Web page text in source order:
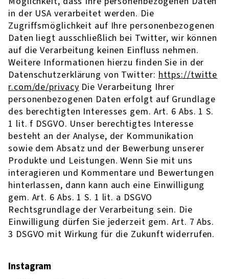
in der USA verarbeitet werden. Die
Zugriffsmöglichkeit auf Ihre personenbezogenen
Daten liegt ausschließlich bei Twitter, wir können
auf die Verarbeitung keinen Einfluss nehmen.
Weitere Informationen hierzu finden Sie in der
Datenschutzerklärung von Twitter:https://twitte
r.com/de/privacyDie Verarbeitung Ihrer
personenbezogenen Daten erfolgt auf Grundlage
des berechtigten Interesses gem. Art. 6 Abs. 1 S.
1 lit. f DSGVO. Unser berechtigtes Interesse
besteht an der Analyse, der Kommunikation
sowie dem Absatz und der Bewerbung unserer
Produkte und Leistungen. Wenn Sie mit uns
interagieren und Kommentare und Bewertungen
hinterlassen, dann kann auch eine Einwilligung
gem. Art. 6 Abs. 1 S. 1 lit. a DSGVO
Rechtsgrundlage der Verarbeitung sein. Die
Einwilligung dürfen Sie jederzeit gem. Art. 7 Abs.
3 DSGVO mit Wirkung für die Zukunft widerrufen.
Instagram